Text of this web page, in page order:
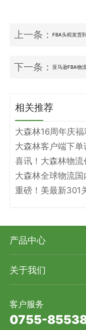
上一条：FBA头程发货
下一条：亚马逊FBA物
相关推荐
大森林16周年庆
大森林客户端下单
大森林全球物流
重磅！美最新301
产品中心
关于我们
客户服务
0755-